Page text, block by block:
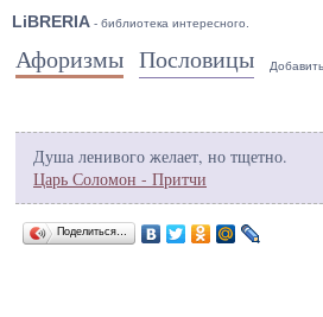
LiBRERIA - библиотека интересного.
Афоризмы Пословицы
Душа ленивого желает, но тщетно.
Царь Соломон - Притчи
Поделиться…